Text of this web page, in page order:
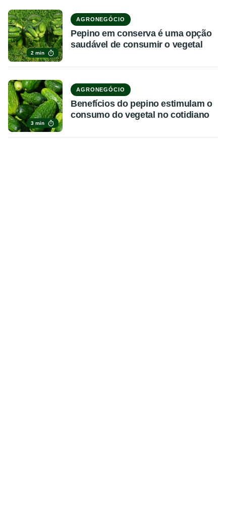
2 min
AGRONEGÓCIO
Pepino em conserva é uma opção
saudável de consumir o vegetal
3 min
AGRONEGÓCIO
Benefícios do pepino estimulam o
consumo do vegetal no cotidiano